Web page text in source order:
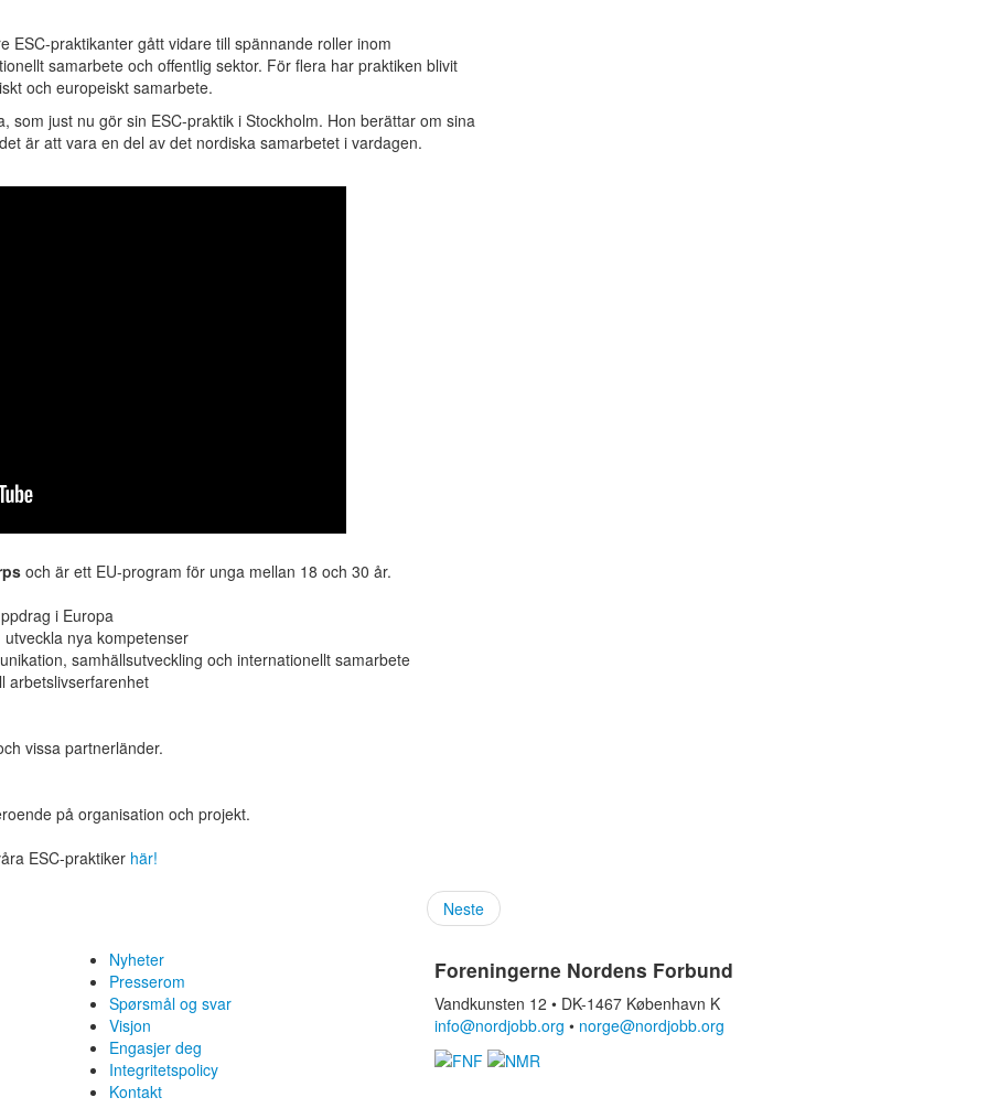
ESC-praktikanter gått vidare till spännande roller inom
samarbete och offentlig sektor. För flera har praktiken blivit
och europeiskt samarbete.
som just nu gör sin ESC-praktik i Stockholm. Hon berättar om sina
är att vara en del av det nordiska samarbetet i vardagen.
och är ett EU-program för unga mellan 18 och 30 år.
i Europa
nya kompetenser
samhällsutveckling och internationellt samarbete
arbetslivserfarenhet
vissa partnerländer.
på organisation och projekt.
ESC-praktiker här!
Neste
Nyheter
Presserom
Spørsmål og svar
Visjon
Engasjer deg
Integritetspolicy
Kontakt
Foreningerne Nordens Forbund
Vandkunsten 12 • DK-1467 København K
info@nordjobb.org • norge@nordjobb.org